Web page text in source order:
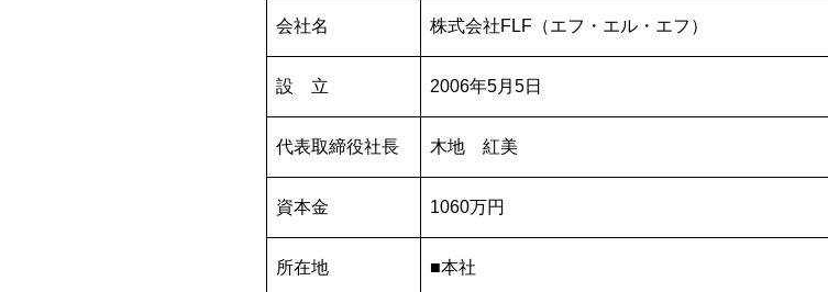
会社名 株式会社FLF（エフ・エル・エフ）
設 立 2006年5月5日
代表取締役社長 木地 紅美
資本金 1060万円
所在地 ■本社